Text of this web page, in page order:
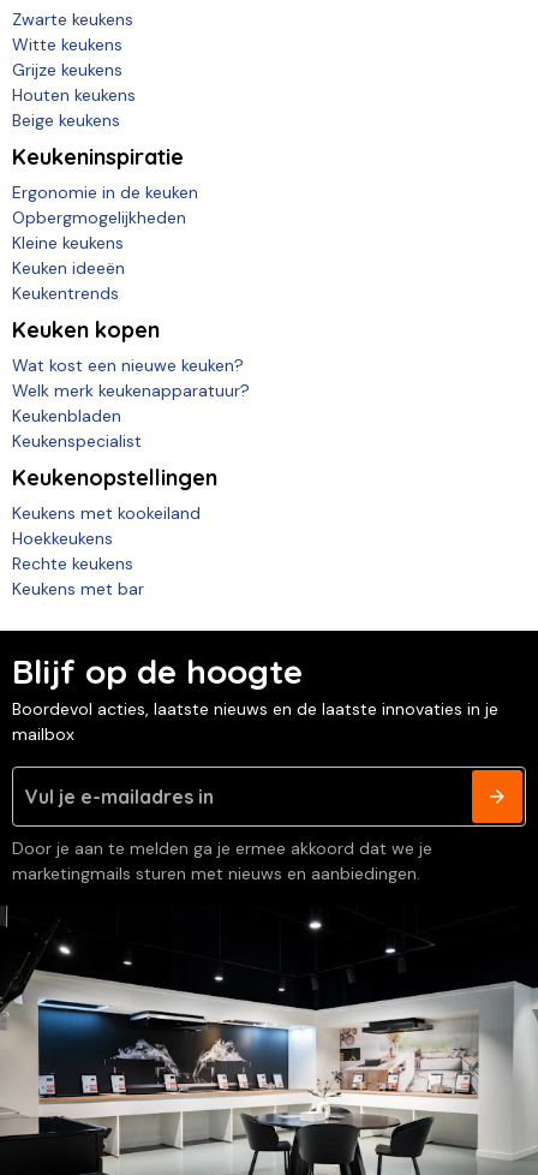
Zwarte keukens
Witte keukens
Grijze keukens
Houten keukens
Beige keukens
Keukeninspiratie
Ergonomie in de keuken
Opbergmogelijkheden
Kleine keukens
Keuken ideeën
Keukentrends
Keuken kopen
Wat kost een nieuwe keuken?
Welk merk keukenapparatuur?
Keukenbladen
Keukenspecialist
Keukenopstellingen
Keukens met kookeiland
Hoekkeukens
Rechte keukens
Keukens met bar
Blijf op de hoogte
Boordevol acties, laatste nieuws en de laatste innovaties in je
mailbox
Door je aan te melden ga je ermee akkoord dat we je
marketingmails sturen met nieuws en aanbiedingen.